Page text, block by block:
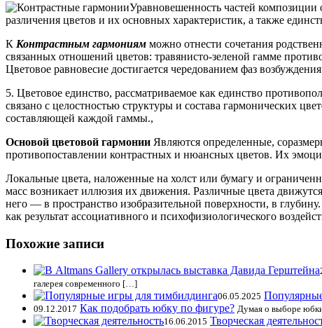
Уравновешенность частей композиции
различения цветов и их основных характеристик, а также
К Контрастным гармониям можно отнести сочетания
связанных отношений цветов: травянисто-зеленой гамме
Цветовое равновесие достигается чередованием фаз
5. Цветовое единство, рассматриваемое как единство
связано с целостностью структуры и состава гармонических
составляющей каждой гаммы.,
Основой цветовой гармонии Являются определенные,
противопоставлении контрастных и нюансных цветов. Их
Локальные цвета, наложенные на холст или бумагу и
масс возникает иллюзия их движения. Различные цвета
него — в пространство изобразительной поверхности, в
как результат ассоциативного и психофизиологического
Похожие записи
галерея современного […]
06.05.2025
09.12.2017 Как подобрать юбку по фигуре? Думая о выборе
16.06.2015 Творческая